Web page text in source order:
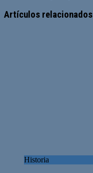
web
Artículos relacionados
Historia